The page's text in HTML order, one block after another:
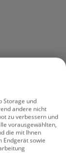
Storage und
andere nicht
zu verbessern und
vorausgewählten,
die mit Ihnen
Endgerät sowie